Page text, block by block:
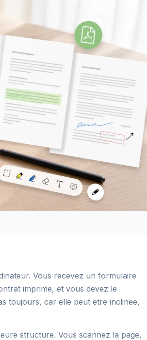
Vous recevez un formulaire
imprime, et vous devez le
toujours, car elle peut etre inclinee,
structure. Vous scannez la page,